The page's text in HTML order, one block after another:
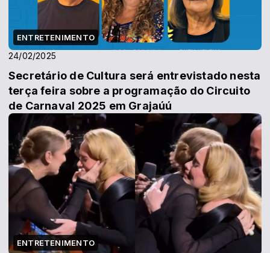
ENTRETENIMENTO
24/02/2025
Secretário de Cultura será entrevistado nesta
terça feira sobre a programação do Circuito
de Carnaval 2025 em Grajaúú
ENTRETENIMENTO